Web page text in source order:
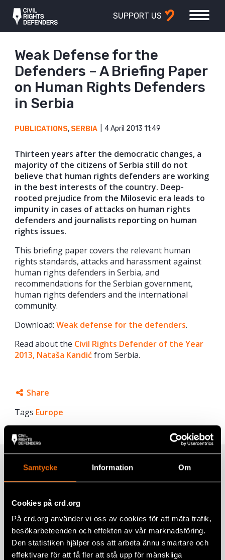
Samtycke Information Om
Cookies på crd.org
På crd.org använder vi oss av cookies för att mäta trafik,
besökarbeteenden och effekten av vår marknadsföring.
Den statistiken hjälper oss att arbeta ännu smartare och
effektivare för att få fler att stå upp för mänskliga
SUPPORT US
Weak Defense for the
Defenders – A Briefing Paper
on Human Rights Defenders
in Serbia
PUBLICATIONS, SERBIA 4 April 2013 11:49
Thirteen years after the democratic changes, a
majority of the citizens of Serbia still do not
believe that human rights defenders are working
in the best interests of the country. Deep-
rooted prejudice from the Milosevic era leads to
impunity in cases of attacks on human rights
defenders and journalists reporting on human
rights issues.
This briefing paper covers the relevant human
rights standards, attacks and harassment against
human rights defenders in Serbia, and
recommendations for the Serbian government,
human rights defenders and the international
community.
Download: Weak defense for the defenders.
Read about the Civil Rights Defender of the Year
2013, Nataša Kandićfrom Serbia.
Share
Facebook
Google+
Mail
Tags Europe
Related
Report “Unnatural Disaster:
Environmental Racism and Europe’s
Roma”
EUROPE, NEWS, PUBLICATIONS 8 April 2023